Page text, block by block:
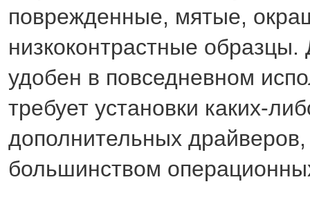
поврежденные, мятые,
низкоконтрастные
удобен в повседневном
требует установки каких-
дополнительных
большинством